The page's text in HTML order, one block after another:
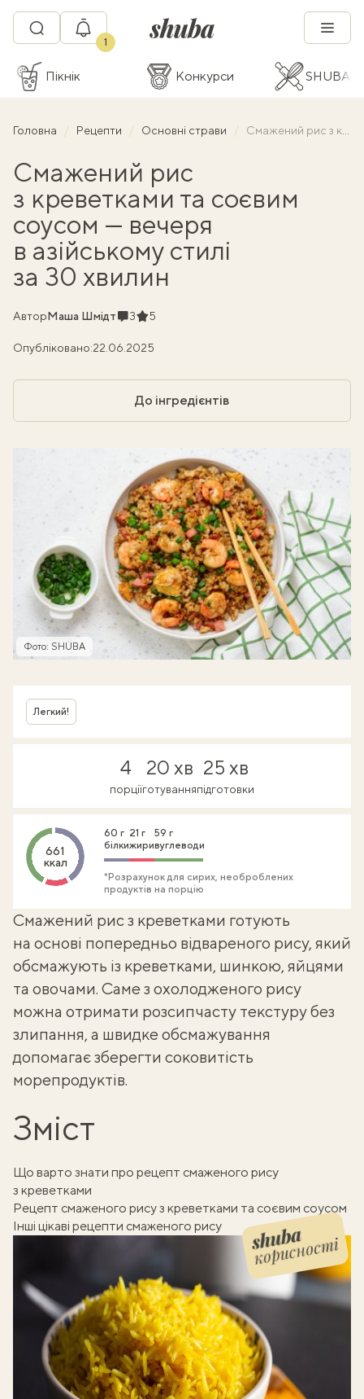
1
Пікнік Конкурси SHUBA
Головна Рецепти Основні страви Смажений рис з креветками та соєвим соусом — вечеря в азійському стилі за 30 хвилин
Смажений рис
з креветками та соєвим
соусом — вечеря
в азійському стилі
за 30 хвилин
АвторМаша ШмідтКоментарі
3Рейтинг
5
Опубліковано:22.06.2025
До інгредієнтів
Фото: SHUBA
Легкий!
4
порції
20 хв
готування
25 хв
підготовки
661
ккал
60 г
білки
21 г
жири
59 г
вуглеводи
*Розрахунок для сирих, необроблених
продуктів на порцію
Смажений рис з креветками готують
на основі попередньо відвареного рису, який
обсмажують із креветками, шинкою, яйцями
та овочами. Саме з охолодженого рису
можна отримати розсипчасту текстуру без
злипання, а швидке обсмажування
допомагає зберегти соковитість
морепродуктів.
Зміст
Що варто знати про рецепт смаженого рису
з креветками
Рецепт смаженого рису з креветками та соєвим соусом
Інші цікаві рецепти смаженого рису
корисності